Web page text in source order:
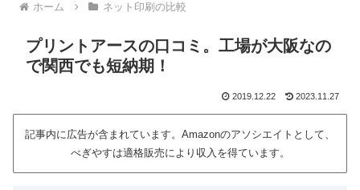
ホーム ネット印刷の比較
プリントアースの口コミ。工場が大阪なの
で関西でも短納期！
2019.12.22 2023.11.27
記事内に広告が含まれています。Amazonのアソシエイトとして、
べぎやすは適格販売により収入を得ています。